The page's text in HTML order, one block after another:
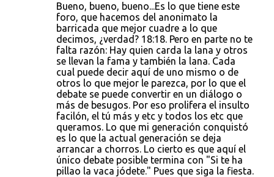
Bueno, bueno, bueno...Es lo que tiene este
foro, que hacemos del anonimato la
barricada que mejor cuadre a lo que
decimos, ¿verdad? 18:18. Pero en parte no te
falta razón: Hay quien carda la lana y otros
se llevan la fama y también la lana. Cada
cual puede decir aquí de uno mismo o de
otros lo que mejor le parezca, por lo que el
debate se puede convertir en un diálogo o
más de besugos. Por eso prolifera el insulto
facilón, el tú más y etc y todos los etc que
queramos. Lo que mi generación conquistó
es lo que la actual generación se deja
arrancar a chorros. Lo cierto es que aquí el
único debate posible termina con "Si te ha
pillao la vaca jódete." Pues que siga la fiesta.